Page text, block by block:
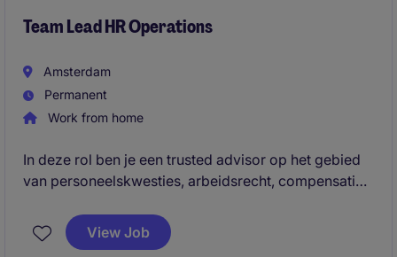
Team Lead HR Operations
Amsterdam
Permanent
Work from home
In deze rol ben je een trusted advisor op het gebied
van personeelskwesties, arbeidsrecht, compensation
HR Specialisten aan en draag je actief bij aan HR-
projecten en verandertrajecten binnen een
View Job